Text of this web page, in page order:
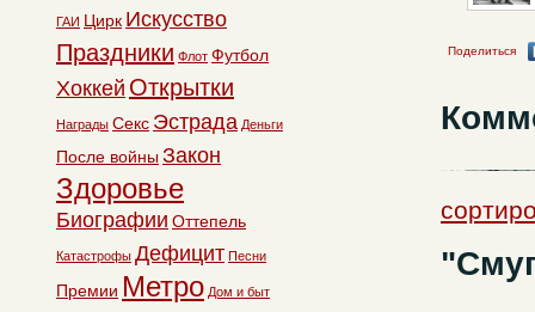
Поделиться
ГАИ Цирк Искусство
Праздники Флот Футбол
Хоккей Открытки
Награды Секс Эстрада Деньги
После войны Закон
Здоровье
Биографии Оттепель
Катастрофы Дефицит Песни
Премии Метро Дом и быт